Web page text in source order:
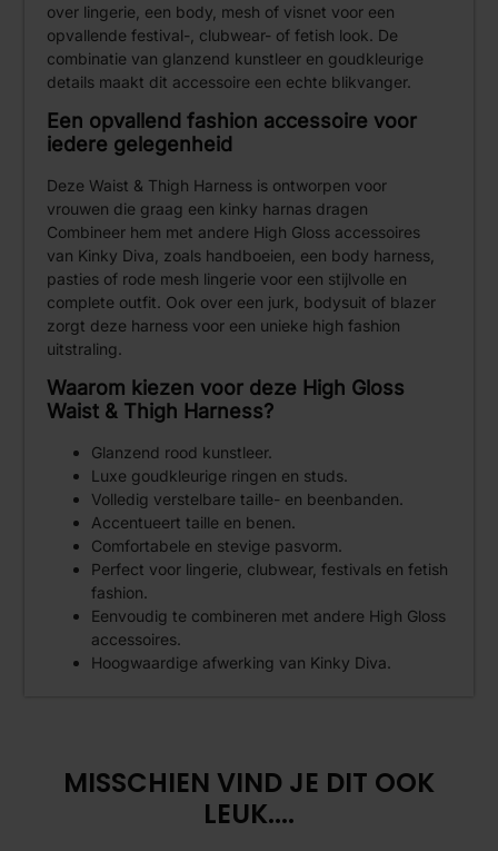
over lingerie, een body, mesh of visnet voor een
opvallende festival-, clubwear- of fetish look. De
combinatie van glanzend kunstleer en goudkleurige
details maakt dit accessoire een echte blikvanger.
Een opvallend fashion accessoire voor
iedere gelegenheid
Deze Waist & Thigh Harness is ontworpen voor
vrouwen die graag een kinky harnas dragen
Combineer hem met andere High Gloss accessoires
van Kinky Diva, zoals handboeien, een body harness,
pasties of rode mesh lingerie voor een stijlvolle en
complete outfit. Ook over een jurk, bodysuit of blazer
zorgt deze harness voor een unieke high fashion
uitstraling.
Waarom kiezen voor deze High Gloss
Waist & Thigh Harness?
Glanzend rood kunstleer.
Luxe goudkleurige ringen en studs.
Volledig verstelbare taille- en beenbanden.
Accentueert taille en benen.
Comfortabele en stevige pasvorm.
Perfect voor lingerie, clubwear, festivals en fetish
fashion.
Eenvoudig te combineren met andere High Gloss
accessoires.
Hoogwaardige afwerking van Kinky Diva.
MISSCHIEN VIND JE DIT OOK
LEUK....